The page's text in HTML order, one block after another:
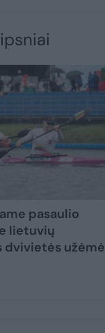
pasaulio
lietuvių
dvivietės užėmė